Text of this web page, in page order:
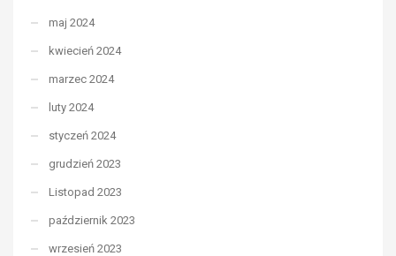
maj 2024
kwiecień 2024
marzec 2024
luty 2024
styczeń 2024
grudzień 2023
Listopad 2023
październik 2023
wrzesień 2023